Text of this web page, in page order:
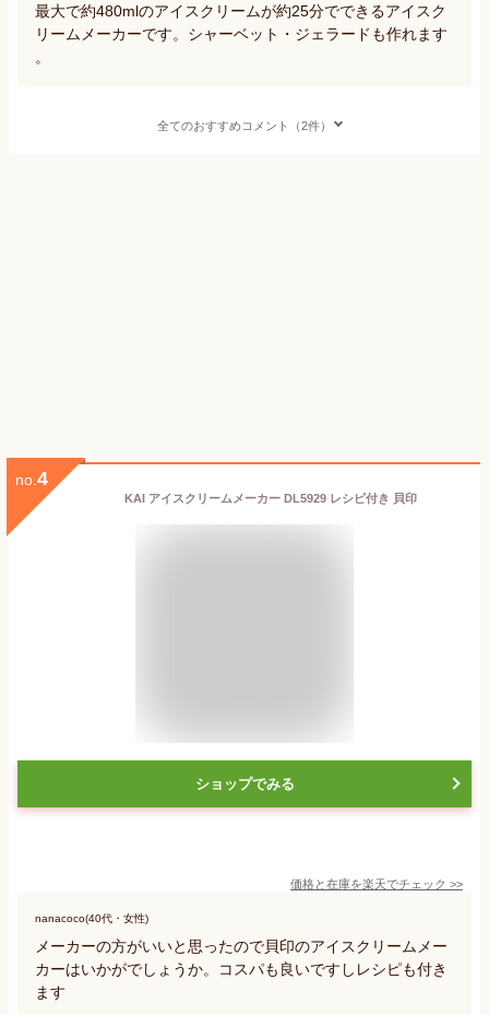
最大で約480mlのアイスクリームが約25分でできるアイスク
リームメーカーです。シャーベット・ジェラードも作れます
。
全てのおすすめコメント（2件）
no. 4
KAI アイスクリームメーカー DL5929 レシピ付き 貝印
ショップでみる
価格と在庫を楽天でチェック >>
nanacoco(40代・女性)
メーカーの方がいいと思ったので貝印のアイスクリームメー
カーはいかがでしょうか。コスパも良いですしレシピも付き
ます